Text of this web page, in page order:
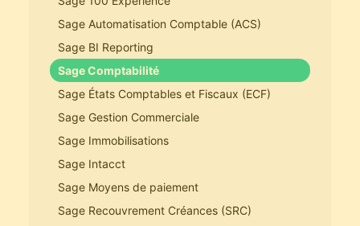
Sage Automatisation Comptable (ACS)
Sage BI Reporting
Sage Comptabilité
Sage États Comptables et Fiscaux (ECF)
Sage Gestion Commerciale
Sage Immobilisations
Sage Intacct
Sage Moyens de paiement
Sage Recouvrement Créances (SRC)